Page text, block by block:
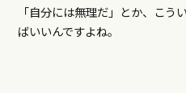
「自分には無理だ」とか、こう
ばいいんですよね。